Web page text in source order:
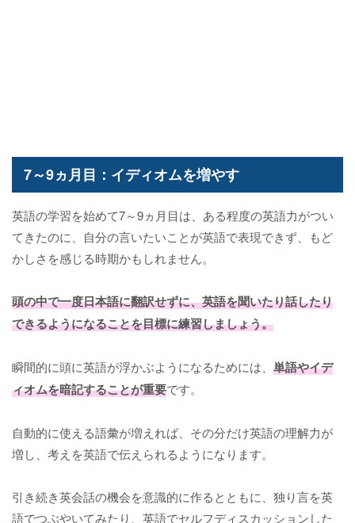
7～9ヵ月目：イディオムを増やす
英語の学習を始めて7～9ヵ月目は、ある程度の英語力がつい
てきたのに、自分の言いたいことが英語で表現できず、もど
かしさを感じる時期かもしれません。
頭の中で一度日本語に翻訳せずに、英語を聞いたり話したり
できるようになることを目標に練習しましょう。
瞬間的に頭に英語が浮かぶようになるためには、 単語やイデ
ィオムを暗記することが重要です。
自動的に使える語彙が増えれば、その分だけ英語の理解力が
増し、考えを英語で伝えられるようになります。
引き続き英会話の機会を意識的に作るとともに、独り言を英
語でつぶやいてみたり、英語でセルフディスカッションした